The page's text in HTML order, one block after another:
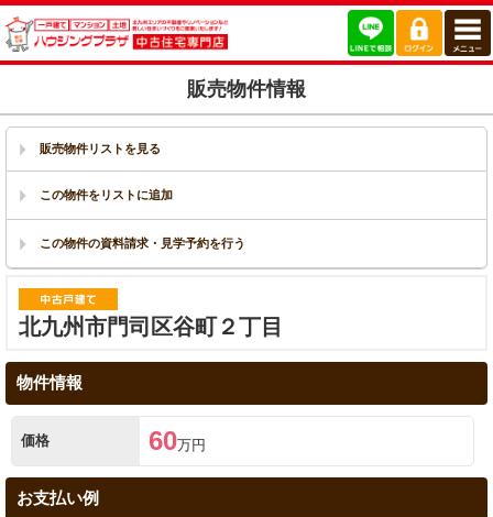
販売物件情報
販売物件リストを見る
北九州市門司区谷町２丁目
物件情報
価格 60万円
お支払い例